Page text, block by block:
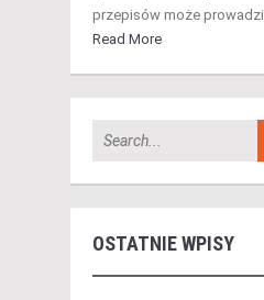
przepisów może
Read More
OSTATNIE WPISY